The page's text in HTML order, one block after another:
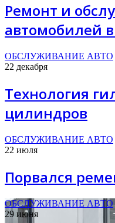
Ремонт и
автомобилей
ОБСЛУЖИВАНИЕ АВТО
22 декабря
Технология
цилиндров
ОБСЛУЖИВАНИЕ АВТО
22 июля
Порвался
ОБСЛУЖИВАНИЕ АВТО
29 июня